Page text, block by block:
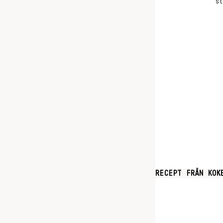
RECEPT FRÅN